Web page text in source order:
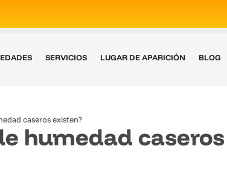
SERVICIOS LUGAR DE APARICIÓN BLOG
caseros existen?
humedad caseros